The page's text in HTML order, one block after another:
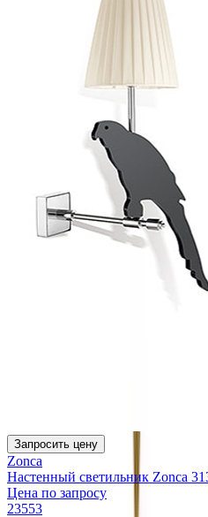
Запросить цену
Zonca
Настенный светильник Zonca
Цена по запросу
23553